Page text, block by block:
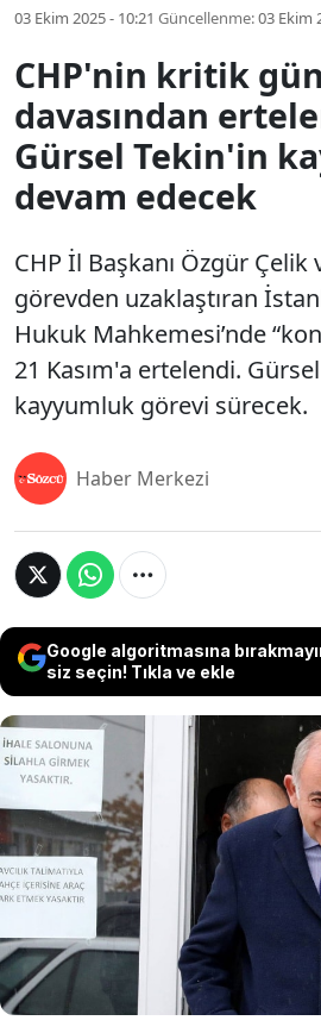
03 Ekim 2025 - 10:21 Güncellenme:03 Ekim
CHP'nin kritik
davasından
Gürsel Tekin'in
devam edecek
CHP İl Başkanı Özgür
görevden uzaklaştıran
Hukuk Mahkemesi’nde
21 Kasım'a ertelendi.
kayyumluk görevi sürecek.
Haber Merkezi
Google algoritmasına
siz seçin! Tıkla ve ekle
CHP İl Başkanı
görevden
Hukuk
21 Kasım'a ertelendi.
kayyumluk görevi